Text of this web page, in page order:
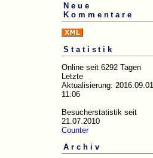
Neue
Kommentare
Statistik
Online seit 6292 Tagen
Letzte
Aktualisierung: 2016.09.01,
11:06
Besucherstatistik seit
21.07.2010
Counter
Archiv